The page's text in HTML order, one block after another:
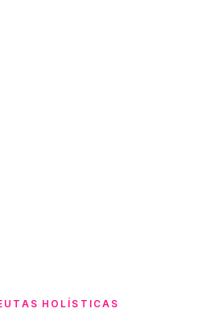
HOLÍSTICAS